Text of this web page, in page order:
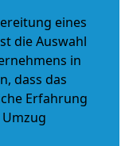
eines
die Auswahl
in
dass das
Erfahrung